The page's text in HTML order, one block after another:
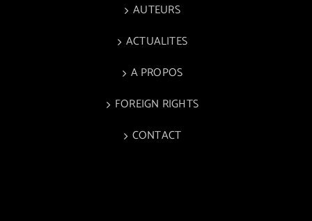
AUTEURS
ACTUALITES
A PROPOS
FOREIGN RIGHTS
CONTACT